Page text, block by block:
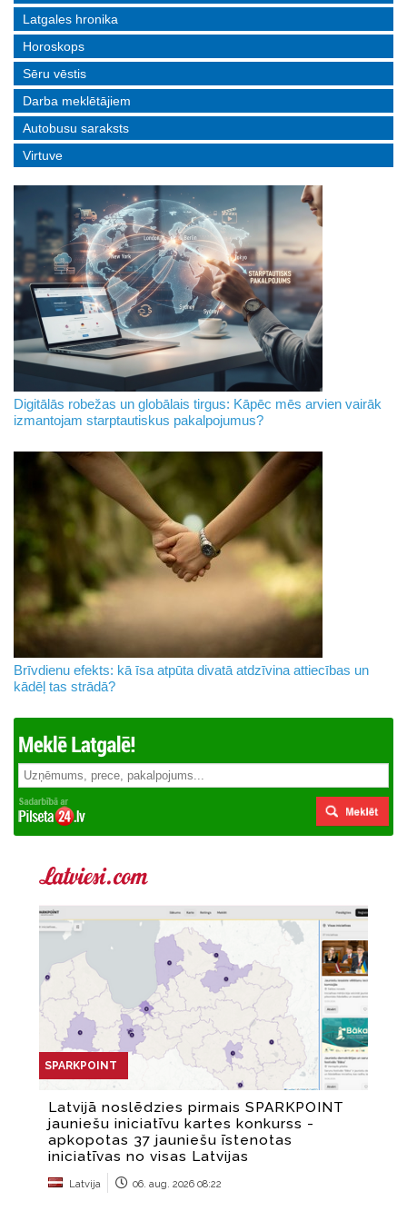
Latgales hronika
Horoskops
Sēru vēstis
Darba meklētājiem
Autobusu saraksts
Virtuve
Digitālās robežas un globālais tirgus: Kāpēc mēs arvien vairāk
izmantojam starptautiskus pakalpojumus?
Brīvdienu efekts: kā īsa atpūta divatā atdzīvina attiecības un
kādēļ tas strādā?